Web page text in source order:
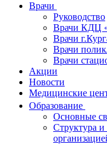
Врачи
Руководство
Врачи КДЦ
Врачи
Врачи
Врачи
Акции
Новости
Медицинские
Образование
Основные
Структура и